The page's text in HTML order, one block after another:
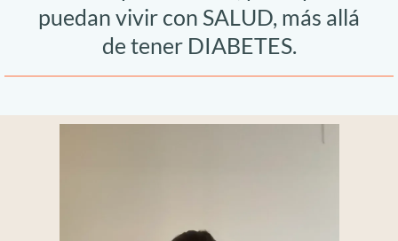
puedan vivir con SALUD, más allá
de tener DIABETES.